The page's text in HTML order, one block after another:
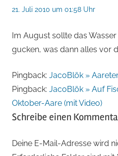
21. Juli 2010 um 01:58 Uhr
Im August sollte das
gucken, was dann alles vor
Pingback: JacoBlök »
Pingback: JacoBlök » Auf
Oktober-Aare (mit Video)
Schreibe einen
Deine E-Mail-Adresse wird